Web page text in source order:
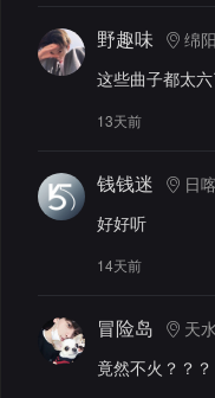
野趣味
绵阳
这些曲子都太六
13天前
钱钱迷
日
好好听
14天前
冒险岛
天水
竟然不火？？？